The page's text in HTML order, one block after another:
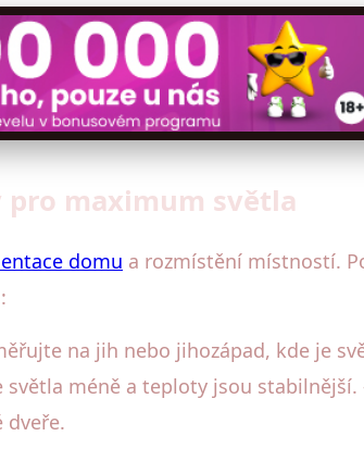
pro maximum světla
domu a rozmístění místností.
na jih nebo jihozápad, kde je
méně a teploty jsou
dveře.